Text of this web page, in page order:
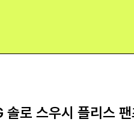
솔로 스우시 플리스